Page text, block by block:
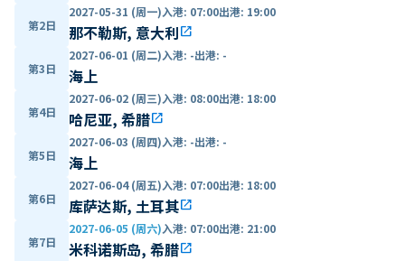
第2日
2027-05-31 (周一)入港: 07:00出港: 19:00
那不勒斯, 意大利open_in_new
第3日
2027-06-01 (周二)入港: -出港: -
海上
第4日
2027-06-02 (周三)入港: 08:00出港: 18:00
哈尼亚, 希腊open_in_new
第5日
2027-06-03 (周四)入港: -出港: -
海上
第6日
2027-06-04 (周五)入港: 07:00出港: 18:00
库萨达斯, 土耳其open_in_new
第7日
2027-06-05 (周六)入港: 07:00出港: 21:00
米科诺斯岛, 希腊open_in_new